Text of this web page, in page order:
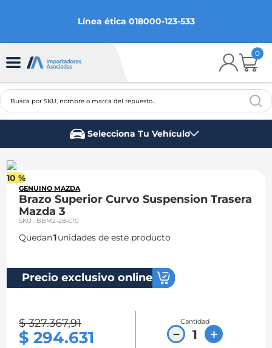
Línea ética 018000-123-533
0
Busca por SKU, nombre o marca del repuesto...
Selecciona Tu Vehículo
10 %
GENUINO MAZDA
Brazo Superior Curvo Suspension Trasera
Mazda 3
SKU: BBM2-28-C10
Quedan1unidades de este producto
Precio exclusivo online
$ 327.367,91
$ 294.631
Cantidad
＋
－
2
3.
spark gt
ford fiesta
7.
sail
10. mazda 2